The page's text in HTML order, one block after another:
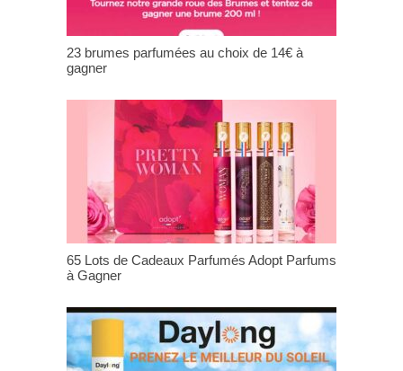
23 brumes parfumées au choix de 14€ à
gagner
65 Lots de Cadeaux Parfumés Adopt Parfums
à Gagner